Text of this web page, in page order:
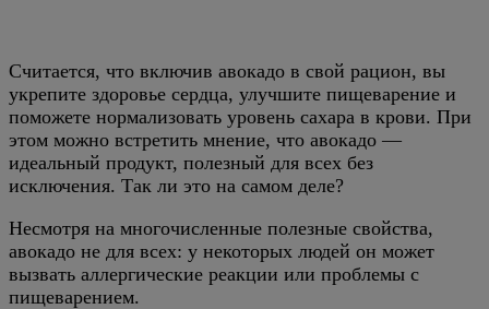
Считается, что включив авокадо в свой рацион, вы
укрепите здоровье сердца, улучшите пищеварение и
поможете нормализовать уровень сахара в крови. При
этом можно встретить мнение, что авокадо —
идеальный продукт, полезный для всех без
исключения. Так ли это на самом деле?
Несмотря на многочисленные полезные свойства,
авокадо не для всех: у некоторых людей он может
вызвать аллергические реакции или проблемы с
пищеварением.